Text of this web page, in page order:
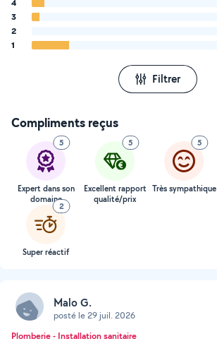
4
3
2
1
Filtrer
Compliments reçus
5
Expert dans son
domaine
5
Excellent rapport
qualité/prix
5
Très sympathique
2
Super réactif
Malo G.
posté le 29 juil. 2026
Plomberie - Installation sanitaire